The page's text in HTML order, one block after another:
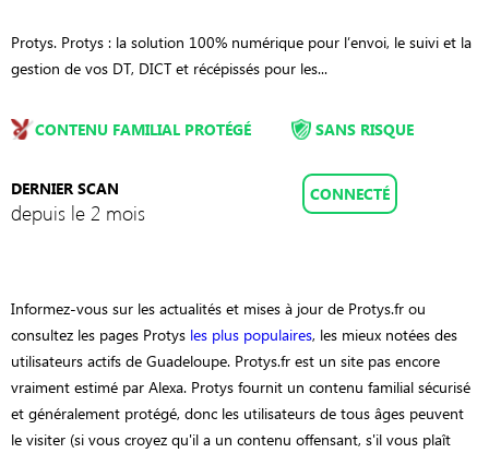
Protys. Protys : la solution 100% numérique pour l’envoi, le suivi et la
gestion de vos DT, DICT et récépissés pour les...
CONTENU FAMILIAL PROTÉGÉ
DERNIER SCAN
depuis le 2 mois
SANS RISQUE
CONNECTÉ
Informez-vous sur les actualités et mises à jour de Protys.fr ou
consultez les pages Protys les plus populaires, les mieux notées des
utilisateurs actifs de Guadeloupe. Protys.fr est un site pas encore
vraiment estimé par Alexa. Protys fournit un contenu familial sécurisé
et généralement protégé, donc les utilisateurs de tous âges peuvent
le visiter (si vous croyez qu'il a un contenu offensant, s'il vous plaît